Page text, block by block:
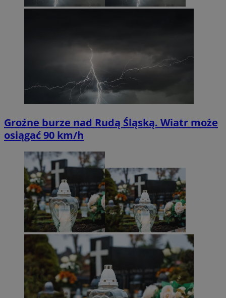
Groźne burze nad Rudą Śląską. Wiatr może
osiągać 90 km/h